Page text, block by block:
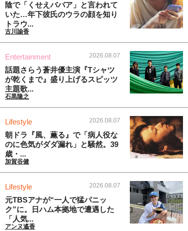
陰で「くせえババア」と言われて
いた…年下彼氏のウラの顔を知り
トラウ...
古川諭香
Entertainment 2026.08.07
話題さらう蒼井優主演『Tシャツ
が乾くまで』盛り上げるスピッツ
主題歌...
石黒隆之
Lifestyle 2026.08.07
朝ドラ『風、薫る』で「病人役な
のに色気がダダ漏れ」と騒然。39
歳・...
加賀谷健
Lifestyle 2026.08.07
元TBSアナが“一人で猛パニッ
ク”に。日ハム本拠地で遭遇した
「人気...
アンヌ遙香